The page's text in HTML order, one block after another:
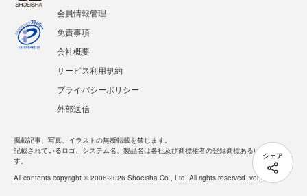
シェア
会員情報管理
免責事項
会社概要
サービス利用規約
プライバシーポリシー
外部送信
掲載記事、写真、イラストの無断転載を禁じます。
記載されているロゴ、システム名、製品名は各社及び商標権者の登録商標あるいは商標で
す。
All contents copyright © 2006-2026 Shoeisha Co., Ltd. All rights reserved. ver.1.5